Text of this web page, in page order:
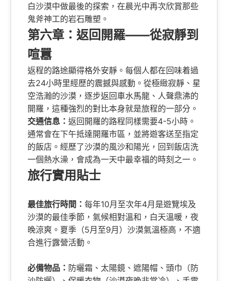
白沙漠中做最後的探索，在晨光中再次欣賞那些
鬼斧神工的岩石雕塑。
第六章：返回開羅——從寂靜到
喧囂
返程的路途顯得格外安靜。每個人都在回味着過
去24小時里經歷的震撼與感動。從極緻寂靜、星
空浩瀚的沙漠，逐步返回車水馬龍、人聲鼎沸的
開羅，這種強烈的對比本身就是旅程的一部分。
交通信息： 返回開羅的路程同樣需要4-5小時。
通常會在下午抵達開羅市區，並將遊客送至指定
的飯店。經歷了沙漠的風沙和陽光，回到飯店洗
一個熱水澡，會成為一天中最幸福的時刻之一。
旅行實用貼士
最佳旅行時間： 每年10月至次年4月是遊覽埃及
沙漠的最佳季節，氣候相對溫和，白天溫暖，夜
晚涼爽。夏季（5月至9月）沙漠氣溫極高，不適
合進行露營活動。
必備物品： 防曬霜、太陽鏡、遮陽帽、頭巾（防